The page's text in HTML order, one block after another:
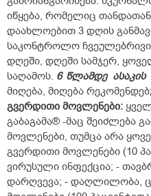
იწყება, რომელიც
დაახლოებით 3 დღის
საკონტროლო ჩვეულებრივი
დღეში, დღეში სამჯერ,
საღამოს. 6 წლამდე ასაკის
მიღება, მიღება
გვერდითი მოვლენები:
გაბაგამა® -მაც შეიძლება
მოვლენები, თუმცა არა
გვერდითი მოვლენები (10
ვირუსული ინფექცია; -
დარღვევა; - დაღლილობა,